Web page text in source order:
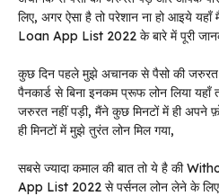
लिए, अगर ऐसा है तो परेशान ना हो आइये
Loan App List 2022 के बारे में पूरी
कुछ दिन पहले मुझे अचानक से पैसो की
पैनकार्ड से बिना इनकम प्रूफ लोन लिया
जरुरत नहीं पड़ी, मैंने कुछ मिनटों में ही
ही मिनटों में मुझे तुरंत लोन मिल गया,
सबसे ज्यादा कमाल की बात तो ये है की
App List 2022 से पर्सनल लोन लेने के